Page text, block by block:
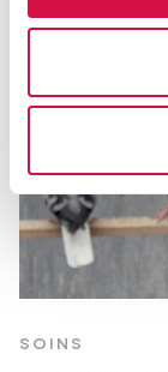
SOINS